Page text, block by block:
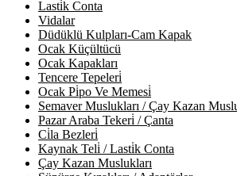
Lasti̇k Conta
Vidalar
Düdüklü Kulpları-Cam Kapak
Ocak Küçültücü
Ocak Kapakları
Tencere Tepeleri̇
Ocak Pi̇po Ve Memesi̇
Semaver Muslukları / Çay Kazan
Pazar Araba Tekeri̇ / Çanta
Ci̇la Bezleri̇
Kaynak Teli̇ / Lasti̇k Conta
Çay Kazan Muslukları